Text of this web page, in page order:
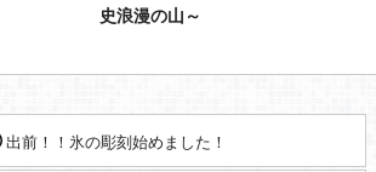
史浪漫の山～
出前！！氷の彫刻始めました！